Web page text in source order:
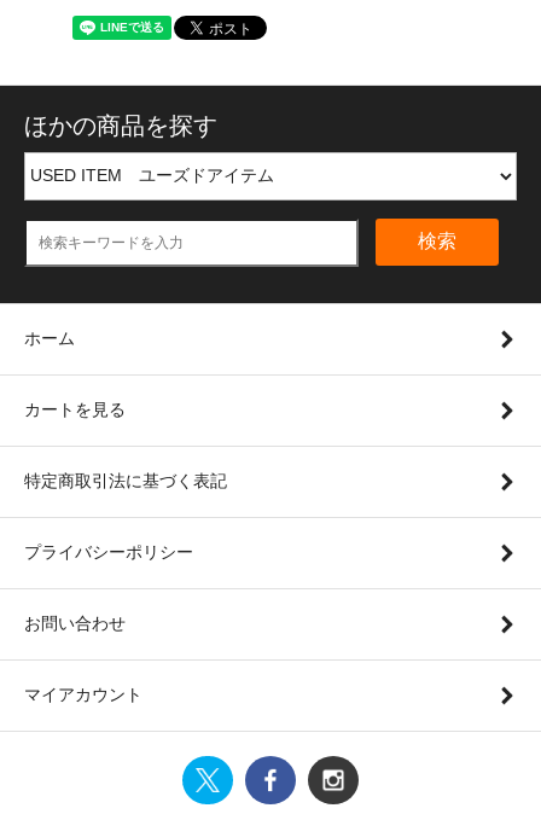
ほかの商品を探す
検索
ホーム
カートを見る
特定商取引法に基づく表記
プライバシーポリシー
お問い合わせ
マイアカウント